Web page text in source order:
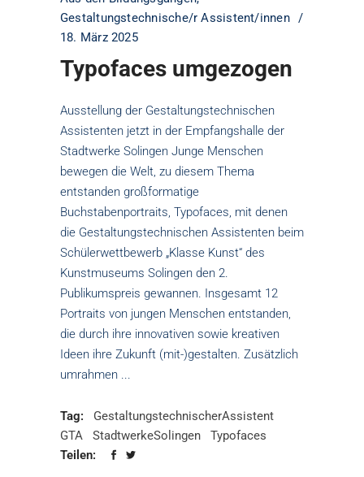
Gestaltungstechnische/r Assistent/innen
18. März 2025
Typofaces umgezogen
Ausstellung der Gestaltungstechnischen
Assistenten jetzt in der Empfangshalle der
Stadtwerke Solingen Junge Menschen
bewegen die Welt, zu diesem Thema
entstanden großformatige
Buchstabenportraits, Typofaces, mit denen
die Gestaltungstechnischen Assistenten beim
Schülerwettbewerb „Klasse Kunst“ des
Kunstmuseums Solingen den 2.
Publikumspreis gewannen. Insgesamt 12
Portraits von jungen Menschen entstanden,
die durch ihre innovativen sowie kreativen
Ideen ihre Zukunft (mit-)gestalten. Zusätzlich
umrahmen
Tag:
GestaltungstechnischerAssistent
GTA
StadtwerkeSolingen
Typofaces
Teilen: